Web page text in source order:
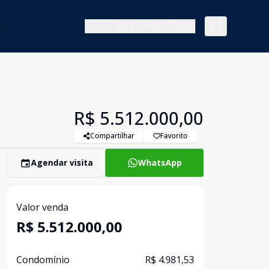
R$ 5.512.000,00
Compartilhar Favorito
Agendar visita WhatsApp
Valor venda
R$ 5.512.000,00
Condomínio R$ 4.981,53